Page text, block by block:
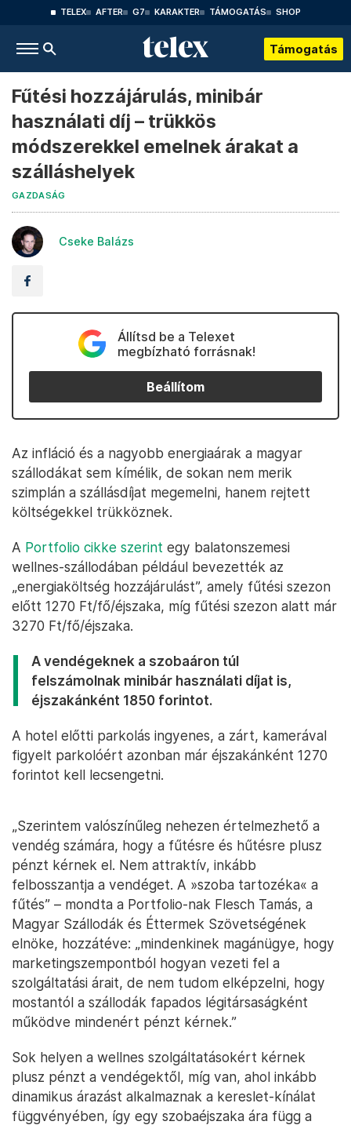
TELEX AFTER G7 KARAKTER TÁMOGATÁS SHOP
Támogatás
Fűtési hozzájárulás, minibár
használati díj – trükkös
módszerekkel emelnek árakat a
szálláshelyek
GAZDASÁG
Cseke Balázs
Állítsd be a Telexet
megbízható forrásnak!
Beállítom
Az infláció és a nagyobb energiaárak a magyar
szállodákat sem kímélik, de sokan nem merik
szimplán a szállásdíjat megemelni, hanem rejtett
költségekkel trükköznek.
A Portfolio cikke szerint egy balatonszemesi
wellnes-szállodában például bevezették az
„energiaköltség hozzájárulást”, amely fűtési szezon
előtt 1270 Ft/fő/éjszaka, míg fűtési szezon alatt már
3270 Ft/fő/éjszaka.
A vendégeknek a szobaáron túl
felszámolnak minibár használati díjat is,
éjszakánként 1850 forintot.
A hotel előtti parkolás ingyenes, a zárt, kamerával
figyelt parkolóért azonban már éjszakánként 1270
forintot kell lecsengetni.
„Szerintem valószínűleg nehezen értelmezhető a
vendég számára, hogy a fűtésre és hűtésre plusz
pénzt kérnek el. Nem attraktív, inkább
felbosszantja a vendéget. A »szoba tartozéka« a
fűtés” – mondta a Portfolio-nak Flesch Tamás, a
Magyar Szállodák és Éttermek Szövetségének
elnöke, hozzátéve: „mindenkinek magánügye, hogy
marketingszempontból hogyan vezeti fel a
szolgáltatási árait, de nem tudom elképzelni, hogy
mostantól a szállodák fapados légitársaságként
működve mindenért pénzt kérnek.”
Sok helyen a wellnes szolgáltatásokért kérnek
plusz pénzt a vendégektől, míg van, ahol inkább
dinamikus árazást alkalmaznak a kereslet-kínálat
függvényében, így egy szobaéjszaka ára függ a